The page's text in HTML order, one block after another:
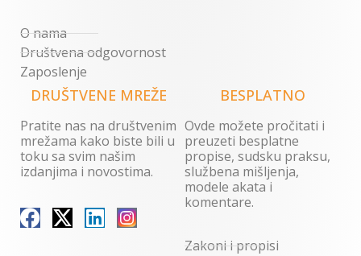
O nama
Društvena odgovornost
Zaposlenje
DRUŠTVENE MREŽE
Pratite nas na društvenim
mrežama kako biste bili u
toku sa svim našim
izdanjima i novostima.
BESPLATNO
Ovde možete pročitati i
preuzeti besplatne
propise, sudsku praksu,
službena mišljenja,
modele akata i
komentare.
Zakoni i propisi